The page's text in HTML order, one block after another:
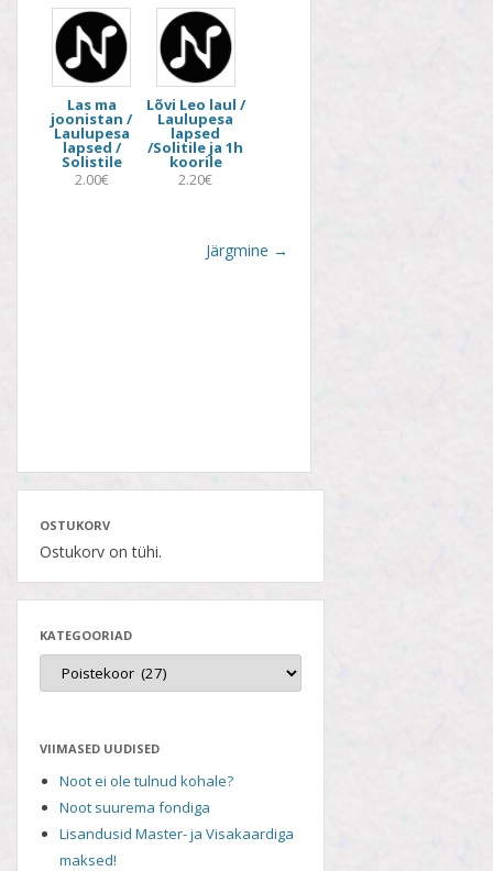
Las ma
joonistan /
Laulupesa
lapsed /
Solistile
2.00€
Lõvi Leo laul /
Laulupesa
lapsed
/Solitile ja 1h
koorile
2.20€
Järgmine →
OSTUKORV
Ostukorv on tühi.
KATEGOORIAD
VIIMASED UUDISED
Noot ei ole tulnud kohale?
Noot suurema fondiga
Lisandusid Master- ja Visakaardiga
maksed!